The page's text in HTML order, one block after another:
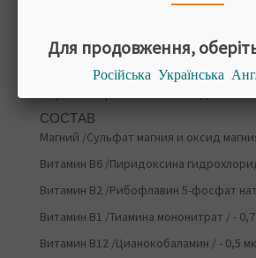
дать ожидаемого терапевтического
Взрослым и детям старше 14 лет
таблетку в 200 мл (стакане) воды.
СОСТАВ
Магний /Сульфат магния и оксид
Витамин B6 /Пиридоксина
Витамин B2 /Рибофлавин 5-фосфат
Витамин B1 /Тиамина мононитрат / - 0,7
Витамин B12 /Цианокобаламин / - 0,5
Для продовження,
Російська Українська